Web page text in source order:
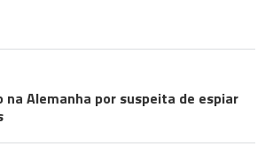
na Alemanha por suspeita de espiar